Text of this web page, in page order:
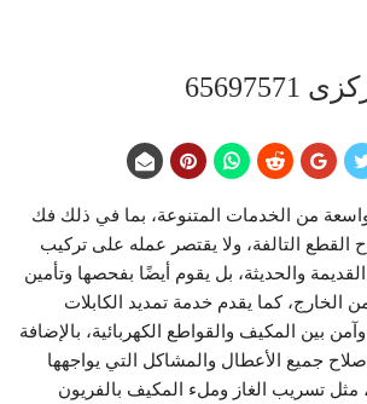
من الخدمات المتنوعة، بما في ذلك فك
القطع التالفة، ولا يقتصر عمله على تركيب
والحديثة، بل يقوم أيضًا بفحصها وتأمين
الخارج، كما يقدم خدمة تمديد الكابلات
بين المكيف والقواطع الكهربائية، بالإضافة
جميع الأعطال والمشاكل التي يواجهها
مثل تسريب الغاز وملء المكيف بالفريون